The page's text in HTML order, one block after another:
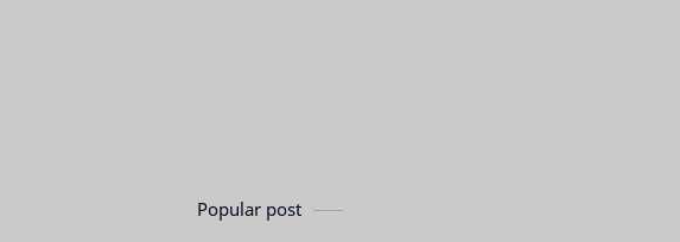
Popular post